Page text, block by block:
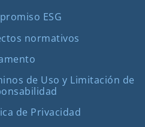
ESG
normativos
de Uso y Limitación de
de Privacidad